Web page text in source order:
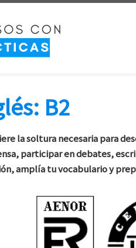
B2
la soltura necesaria para
participar en debates,
amplía tu vocabulario y